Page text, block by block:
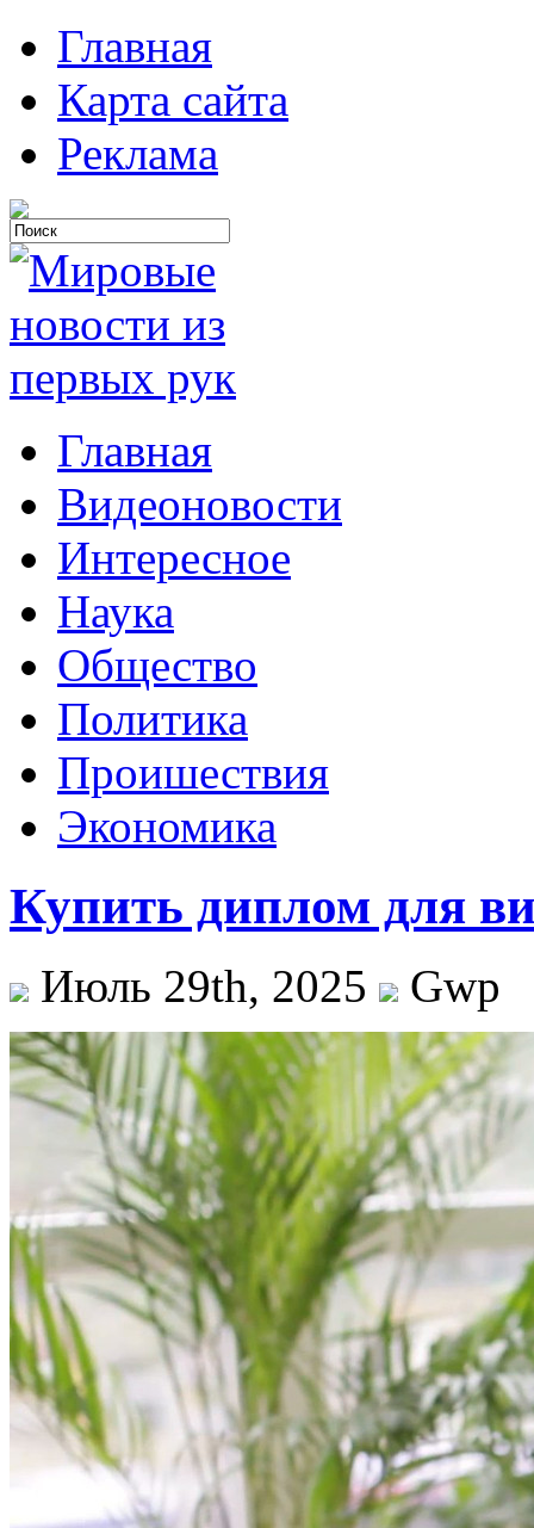
Главная
Карта сайта
Реклама
Главная
Видеоновости
Интересное
Наука
Общество
Политика
Проишествия
Экономика
Купить диплом для
Июль 29th, 2025 Gwp